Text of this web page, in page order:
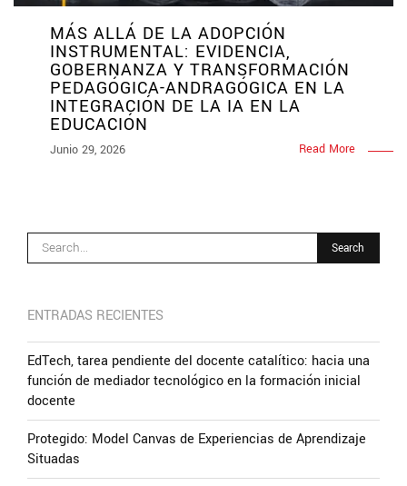
MÁS ALLÁ DE LA ADOPCIÓN
INSTRUMENTAL: EVIDENCIA,
GOBERNANZA Y TRANSFORMACIÓN
PEDAGÓGICA-ANDRAGÓGICA EN LA
INTEGRACIÓN DE LA IA EN LA
EDUCACIÓN
Junio 29, 2026 Read More
ENTRADAS RECIENTES
EdTech, tarea pendiente del docente catalítico: hacia una
función de mediador tecnológico en la formación inicial
docente
Protegido: Model Canvas de Experiencias de Aprendizaje
Situadas